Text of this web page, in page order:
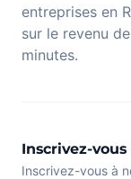
entreprises en
sur le revenu
minutes.
Inscrivez-
Inscrivez-vous à